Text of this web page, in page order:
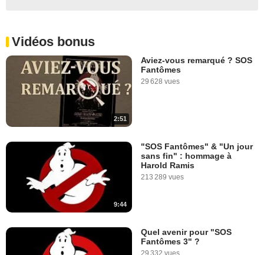
Vidéos bonus
2:51
Aviez-vous remarqué ? SOS
Fantômes
29 628 vues
9:44
"SOS Fantômes" & "Un jour
sans fin" : hommage à
Harold Ramis
213 289 vues
Quel avenir pour "SOS
Fantômes 3" ?